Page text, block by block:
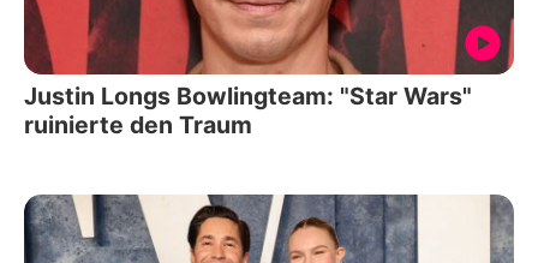
Justin Longs Bowlingteam: "Star Wars"
ruinierte den Traum